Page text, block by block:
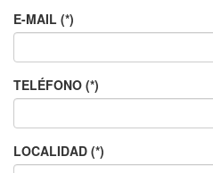
E-MAIL (*)
TELÉFONO (*)
LOCALIDAD (*)